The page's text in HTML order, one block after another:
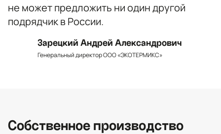
не может предложить ни один другой
подрядчик в России.
Зарецкий Андрей Александрович
Генеральный директор ООО «ЭКОТЕРМИКС»
Собственное производство